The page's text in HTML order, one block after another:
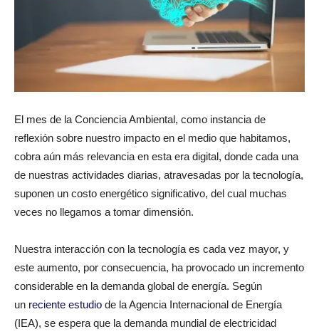
El mes de la Conciencia Ambiental, como instancia de
reflexión sobre nuestro impacto en el medio que habitamos,
cobra aún más relevancia en esta era digital, donde cada una
de nuestras actividades diarias, atravesadas por la tecnología,
suponen un costo energético significativo, del cual muchas
veces no llegamos a tomar dimensión.
Nuestra interacción con la tecnología es cada vez mayor, y
este aumento, por consecuencia, ha provocado un incremento
considerable en la demanda global de energía. Según
un reciente estudio de la Agencia Internacional de Energía
(IEA), se espera que la demanda mundial de electricidad